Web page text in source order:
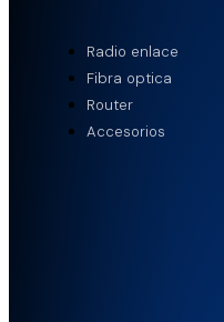
Radio enlace
Fibra optica
Router
Accesorios